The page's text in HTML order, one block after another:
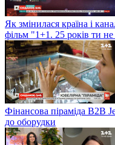
Як змінилася країна і
фільм "1+1. 25 років ти
Фінансова піраміда B2B
до оборудки